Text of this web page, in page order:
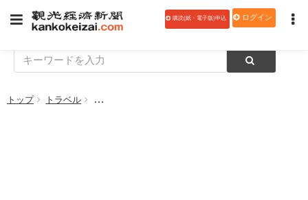
購読(紙・電子版)申込 ログイン
トップ トラベル 【月別取扱額3月】東武トップツアーズ 総取扱額10